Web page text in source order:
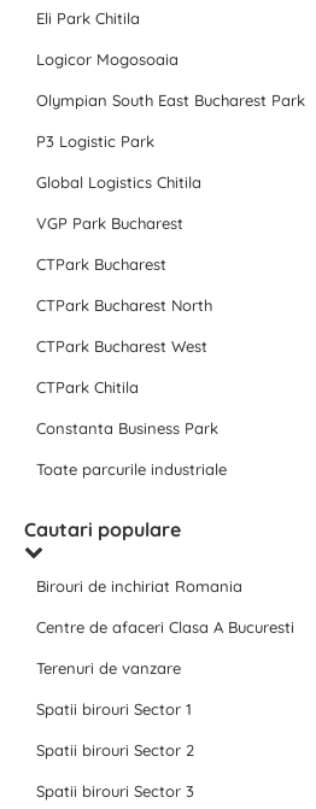
Eli Park Chitila
Logicor Mogosoaia
Olympian South East Bucharest Park
P3 Logistic Park
Global Logistics Chitila
VGP Park Bucharest
CTPark Bucharest
CTPark Bucharest North
CTPark Bucharest West
CTPark Chitila
Constanta Business Park
Toate parcurile industriale
Cautari populare
Birouri de inchiriat Romania
Centre de afaceri Clasa A Bucuresti
Terenuri de vanzare
Spatii birouri Sector 1
Spatii birouri Sector 2
Spatii birouri Sector 3